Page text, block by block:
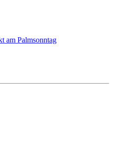
am Palmsonntag